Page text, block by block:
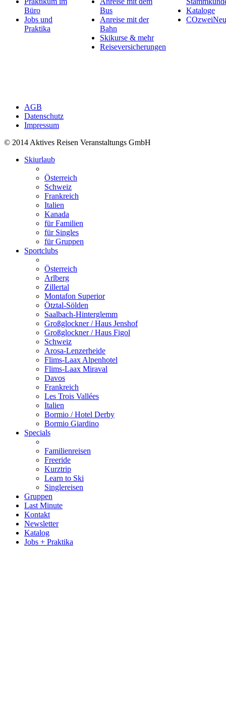
Büro
Jobs und
Praktika
Bus
Anreise mit der
Bahn
Skikurse & mehr
Reiseversicherungen
Kataloge
AGB
Datenschutz
Impressum
© 2014 Aktives Reisen Veranstaltungs GmbH
Skiurlaub
Österreich
Schweiz
Frankreich
Italien
Kanada
für Familien
für Singles
für Gruppen
Sportclubs
Österreich
Arlberg
Zillertal
Montafon Superior
Ötztal-Sölden
Saalbach-Hinterglemm
Großglockner / Haus Jenshof
Großglockner / Haus Figol
Schweiz
Arosa-Lenzerheide
Flims-Laax Alpenhotel
Flims-Laax Miraval
Davos
Frankreich
Les Trois Vallées
Italien
Bormio / Hotel Derby
Bormio Giardino
Specials
Familienreisen
Freeride
Kurztrip
Learn to Ski
Singlereisen
Gruppen
Last Minute
Kontakt
Newsletter
Katalog
Jobs + Praktika